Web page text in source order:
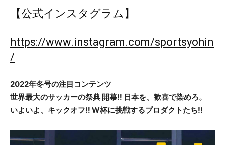
【公式インスタグラム】
https://www.instagram.com/sportsyohin
/
2022年冬号の注目コンテンツ
世界最大のサッカーの祭典 開幕‼ 日本を、歓喜で染めろ。
いよいよ、キックオフ‼ W杯に挑戦するプロダクトたち‼